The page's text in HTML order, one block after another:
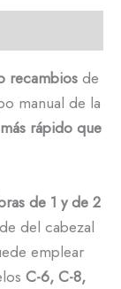
recambios de
manual de la
rápido que
de 1 y de 2
del cabezal
emplear
C-6, C-8,